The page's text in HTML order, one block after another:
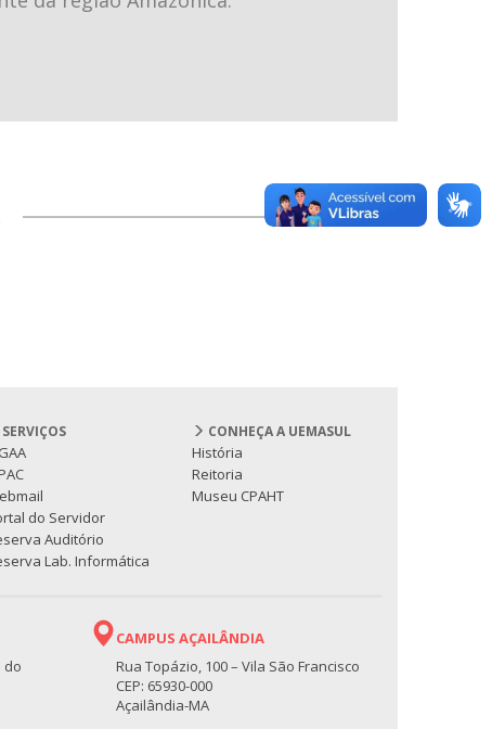
SERVIÇOS
do Servidor
Auditório
Lab. Informática
CONHEÇA A UEMASUL
História
Reitoria
Museu CPAHT
do
CAMPUS AÇAILÂNDIA
Rua Topázio, 100 – Vila São Francisco
CEP: 65930-000
Açailândia-MA